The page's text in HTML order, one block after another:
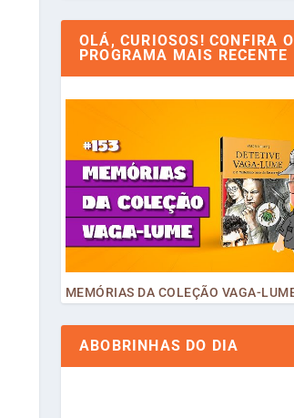
OLÁ, CURIOSOS! CONFIRA O
PROGRAMA MAIS RECENTE
ABOBRINHAS DO DIA